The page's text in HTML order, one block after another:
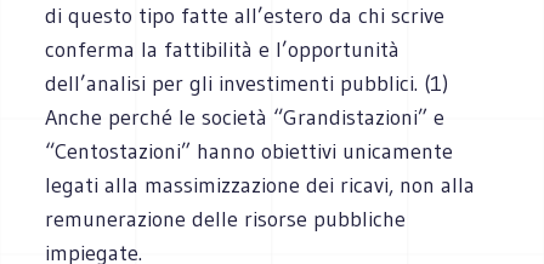
di questo tipo fatte all’estero da chi scrive
conferma la fattibilità e l’opportunità
dell’analisi per gli investimenti pubblici. (1)
Anche perché le società “Grandistazioni” e
“Centostazioni” hanno obiettivi unicamente
legati alla massimizzazione dei ricavi, non alla
remunerazione delle risorse pubbliche
impiegate.